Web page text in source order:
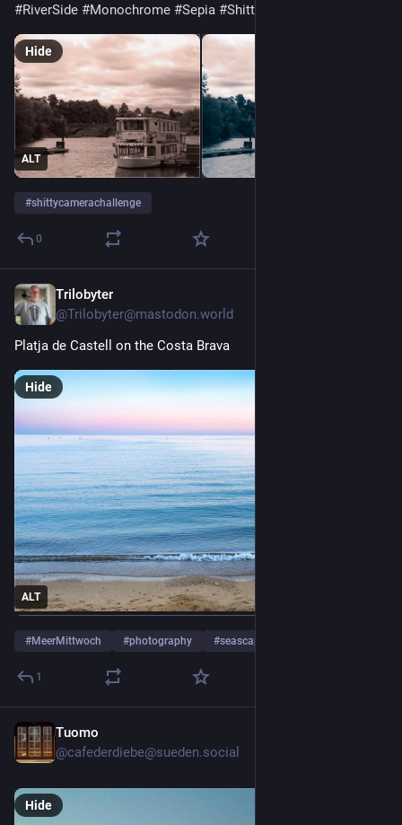
#RiverSide #Monochrome #Sepia #ShittyCameraChallenge
ALT
Hide
#shittycamerachallenge
0
Trilobyter
@Trilobyter@mastodon.world
Platja de Castell on the Costa Brava
ALT
Hide
#MeerMittwoch #photography #seascape
1
Tuomo
@cafederdiebe@sueden.social
Hide